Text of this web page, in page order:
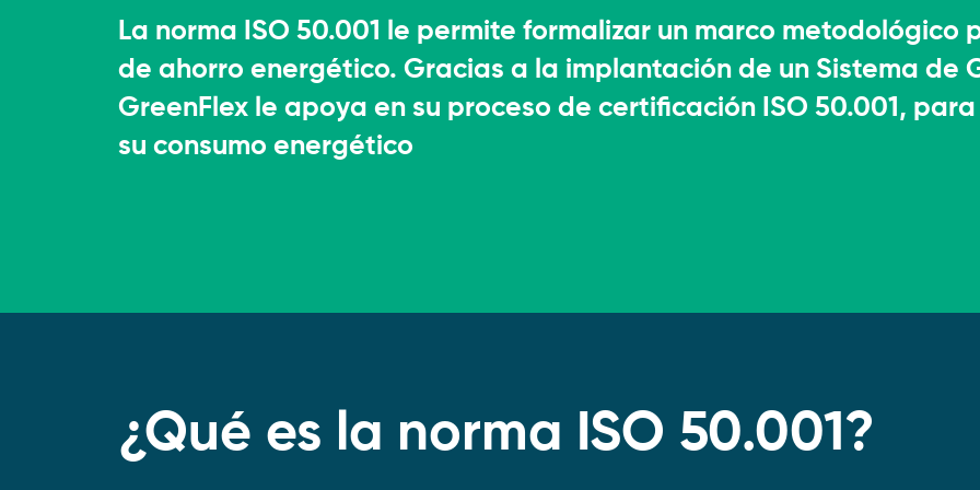
Proyectos
Plan
Implementación de
proyectos energéticos y de
bajas emisiones de
ISO 50001
transición energética
La norma ISO 50.001 le permite formalizar un marco metodológico
de ahorro energético. Gracias a la implantación de un Sistema de
GreenFlex le apoya en su proceso de certificación ISO 50.001,
su consumo energético
¿Qué es la norma ISO 50.001?